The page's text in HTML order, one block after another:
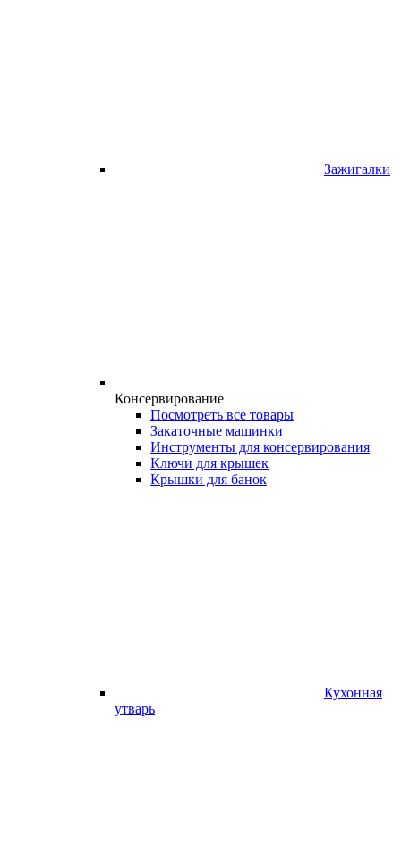
Зажигалки
Консервирование
Посмотреть все товары
Закаточные машинки
Инструменты для консервирования
Ключи для крышек
Крышки для банок
Кухонная
утварь